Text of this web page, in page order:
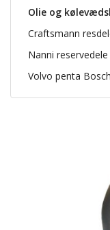
Olie og
Craftsmann
Nanni reservedele
Volvo penta